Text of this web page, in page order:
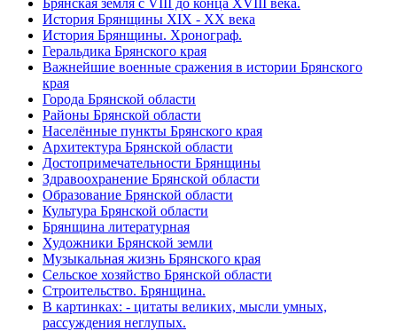
История Брянщины XIX - XX века
История Брянщины. Хронограф.
Геральдика Брянского края
Важнейшие военные сражения в истории Брянского
края
Города Брянской области
Районы Брянской области
Населённые пункты Брянского края
Архитектура Брянской области
Достопримечательности Брянщины
Здравоохранение Брянской области
Образование Брянской области
Культура Брянской области
Брянщина литературная
Художники Брянской земли
Музыкальная жизнь Брянского края
Сельское хозяйство Брянской области
Строительство. Брянщина.
В картинках: - цитаты великих, мысли умных,
рассуждения неглупых.